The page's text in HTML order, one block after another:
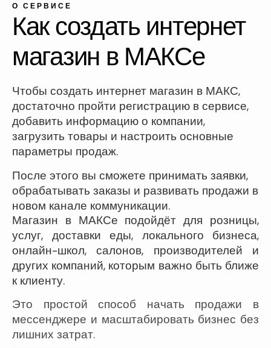
О СЕРВИСЕ
Как создать интернет
магазин в МАКСе
Чтобы создать интернет магазин в МАКС,
достаточно пройти регистрацию в сервисе,
добавить информацию о компании,
загрузить товары и настроить основные
параметры продаж.
После этого вы сможете принимать заявки,
обрабатывать заказы и развивать продажи в
новом канале коммуникации.
Магазин в МАКСе подойдёт для розницы,
услуг, доставки еды, локального бизнеса,
онлайн-школ, салонов, производителей и
других компаний, которым важно быть ближе
к клиенту.
Это простой способ начать продажи в
мессенджере и масштабировать бизнес без
лишних затрат.